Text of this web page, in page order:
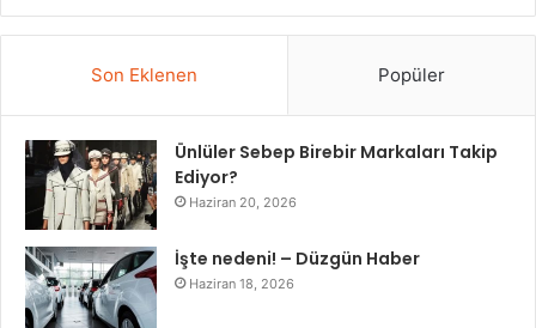
Son Eklenen Popüler
Ünlüler Sebep Birebir Markaları Takip
Ediyor?
Haziran 20, 2026
İşte nedeni! – Düzgün Haber
Haziran 18, 2026